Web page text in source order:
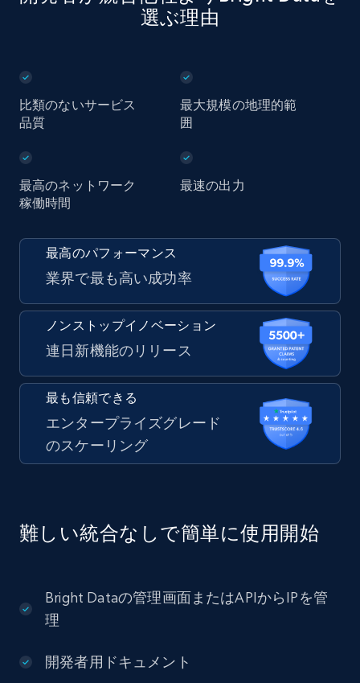
選ぶ理由
比類のないサービス
品質
最大規模の地理的範
囲
最高のネットワーク
稼働時間
最速の出力
最高のパフォーマンス
業界で最も高い成功率
ノンストップイノベーション
連日新機能のリリース
最も信頼できる
エンタープライズグレード
のスケーリング
難しい統合なしで簡単に使用開始
Bright Dataの管理画面またはAPIからIPを管
理
開発者用ドキュメント